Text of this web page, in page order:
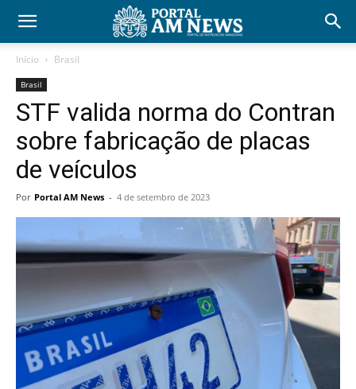
Início Brasil
Brasil
STF valida norma do Contran
sobre fabricação de placas
de veículos
Por Portal AM News - 4 de setembro de 2023